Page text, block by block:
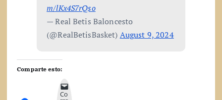
m/lKx4S7rQso
— Real Betis Baloncesto
(@RealBetisBasket) August 9, 2024
Comparte esto:
Co